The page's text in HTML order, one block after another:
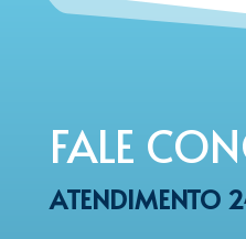
FALE
ATENDIMENTO